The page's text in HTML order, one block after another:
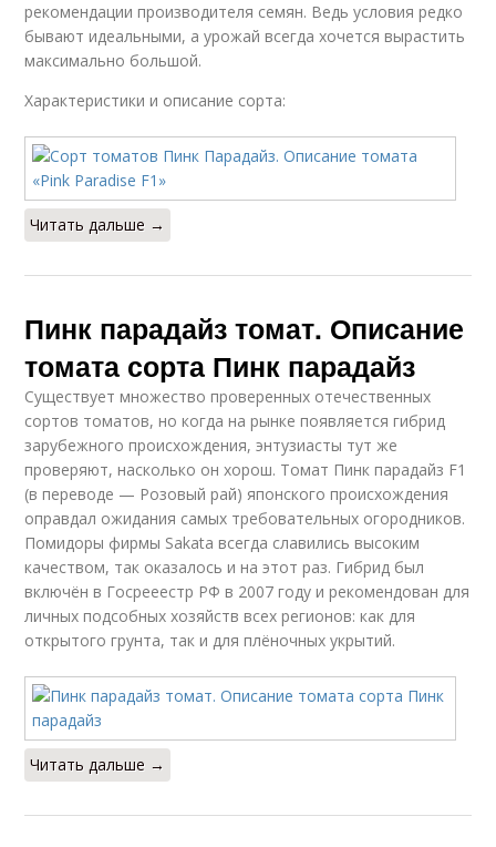
рекомендации производителя семян. Ведь условия редко
бывают идеальными, а урожай всегда хочется вырастить
максимально большой.
Характеристики и описание сорта:
Читать дальше →
Пинк парадайз томат. Описание
томата сорта Пинк парадайз
Существует множество проверенных отечественных
сортов томатов, но когда на рынке появляется гибрид
зарубежного происхождения, энтузиасты тут же
проверяют, насколько он хорош. Томат Пинк парадайз F1
(в переводе — Розовый рай) японского происхождения
оправдал ожидания самых требовательных огородников.
Помидоры фирмы Sakata всегда славились высоким
качеством, так оказалось и на этот раз. Гибрид был
включён в Госрееестр РФ в 2007 году и рекомендован для
личных подсобных хозяйств всех регионов: как для
открытого грунта, так и для плёночных укрытий.
Читать дальше →